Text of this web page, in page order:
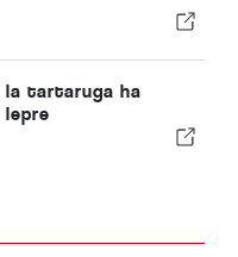
la tartaruga ha